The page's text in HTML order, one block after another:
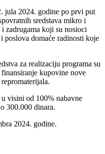
jula 2024. godine po prvi put
sredstava mikro i
zadrugama koji su nosioci
poslova domaće radinosti koje
za realizaciju programa su
kupovine nove
visini od 100% nabavne
300.000 dinara.
2024. godine.